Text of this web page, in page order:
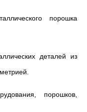
порошка
деталей из
порошков,